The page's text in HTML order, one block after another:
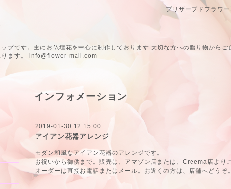
プリザーブドフラワ
プです。主にお仏壇花を中心に制作しております 大切な方への贈り物からご
ります。 info@flower-mail.com
インフォメーション
2019-01-30 12:15:00
アイアン花器アレンジ
モダン和風なアイアン花器のアレンジです。
お祝いから御供まで。販売は、アマゾン店または、Creema店より
オーダーは直接お電話またはメール。お近くの方は、店舗へどうぞ。